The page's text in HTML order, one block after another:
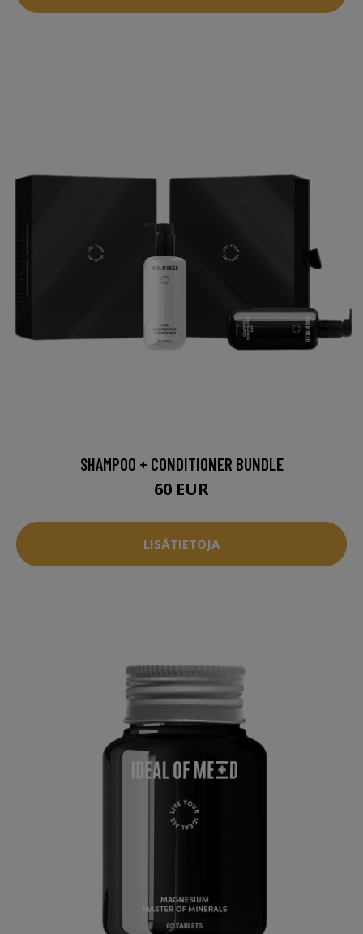
SHAMPOO + CONDITIONER BUNDLE
60 EUR
LISÄTIETOJA